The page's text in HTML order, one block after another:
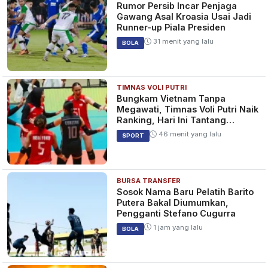
Rumor Persib Incar Penjaga
Gawang Asal Kroasia Usai Jadi
Runner-up Piala Presiden
BOLA 31 menit yang lalu
TIMNAS VOLI PUTRI
Bungkam Vietnam Tanpa
Megawati, Timnas Voli Putri Naik
Ranking, Hari Ini Tantang
Thailand
SPORT 46 menit yang lalu
BURSA TRANSFER
Sosok Nama Baru Pelatih Barito
Putera Bakal Diumumkan,
Pengganti Stefano Cugurra
BOLA 1 jam yang lalu